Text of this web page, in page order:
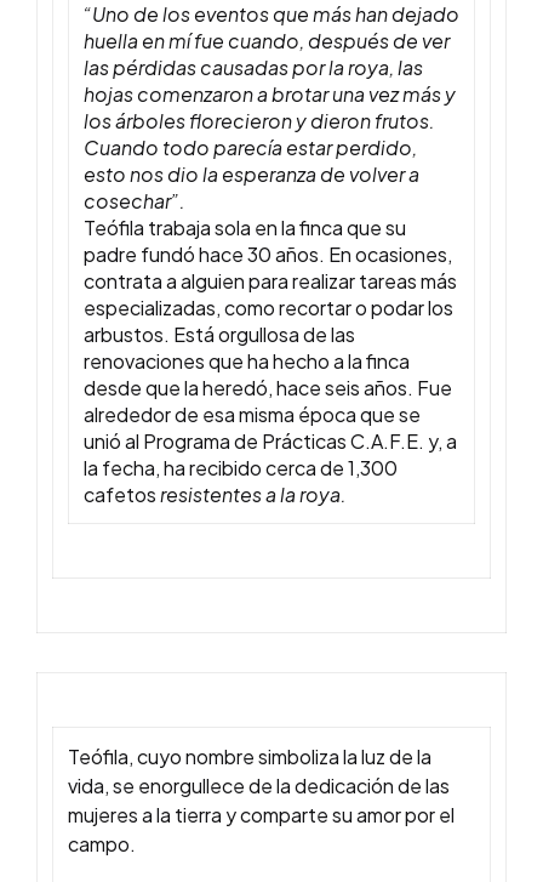
“Uno de los eventos que más han dejado
huella en mí fue cuando, después de ver
las pérdidas causadas por la roya, las
hojas comenzaron a brotar una vez más y
los árboles florecieron y dieron frutos.
Cuando todo parecía estar perdido,
esto nos dio la esperanza de volver a
cosechar”.
Teófila trabaja sola en la finca que su
padre fundó hace 30 años. En ocasiones,
contrata a alguien para realizar tareas más
especializadas, como recortar o podar los
arbustos. Está orgullosa de las
renovaciones que ha hecho a la finca
desde que la heredó, hace seis años. Fue
alrededor de esa misma época que se
unió al Programa de Prácticas C.A.F.E. y, a
la fecha, ha recibido cerca de 1,300
cafetosresistentes a la roya.
Teófila, cuyo nombre simboliza la luz de la
vida, se enorgullece de la dedicación de las
mujeres a la tierra y comparte su amor por el
campo.